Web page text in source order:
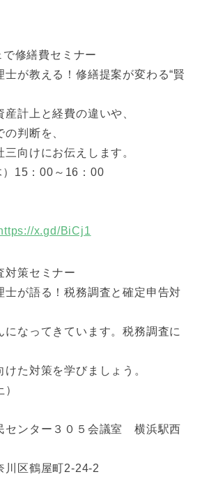
修繕費セミナー
士が教える！修繕提案が変わる“賢
計上と経費の違いや、
判断を、
向けにお伝えします。
）15：00～16：00
x.gd/BiCj1
対策セミナー
士が語る！税務調査と確定申告対
になってきています。税務調査に
た対策を学びましょう。
センター３０５会議室 横浜駅西
川区鶴屋町2-24-2